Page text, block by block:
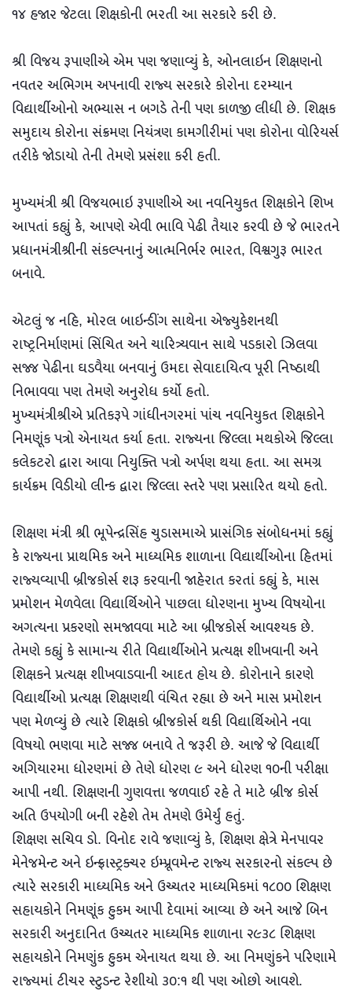
૧૪ હજાર જેટલા શિક્ષકોની ભરતી આ સરકારે કરી છે.
શ્રી વિજય રૂપાણીએ એમ પણ જણાવ્યું કે, ઓનલાઇન શિક્ષણનો
નવતર અભિગમ અપનાવી રાજ્ય સરકારે કોરોના દરમ્યાન
વિદ્યાર્થીઓનો અભ્યાસ ન બગડે તેની પણ કાળજી લીધી છે. શિક્ષક
સમુદાય કોરોના સંક્રમણ નિયંત્રણ કામગીરીમાં પણ કોરોના વોરિયર્સ
તરીકે જોડાયો તેની તેમણે પ્રસંશા કરી હતી.
મુખ્યમંત્રી શ્રી વિજયભાઇ રૂપાણીએ આ નવનિયુકત શિક્ષકોને શિખ
આપતાં કહ્યું કે, આપણે એવી ભાવિ પેઢી તૈયાર કરવી છે જે ભારતને
પ્રધાનમંત્રીશ્રીની સંકલ્પનાનું આત્મનિર્ભર ભારત, વિશ્વગુરૂ ભારત
બનાવે.
એટલું જ નહિ, મોરલ બાઇન્ડીંગ સાથેના એજ્યુકેશનથી
રાષ્ટ્રનિર્માણમાં સિંચિત અને ચારિત્ર્યવાન સાથે પડકારો ઝિલવા
સજ્જ પેઢીના ઘડવૈયા બનવાનું ઉમદા સેવાદાયિત્વ પૂરી નિષ્ઠાથી
નિભાવવા પણ તેમણે અનુરોધ કર્યો હતો.
મુખ્યમંત્રીશ્રીએ પ્રતિકરૂપે ગાંધીનગરમાં પાંચ નવનિયુકત શિક્ષકોને
નિમણૂંક પત્રો એનાયત કર્યા હતા. રાજ્યના જિલ્લા મથકોએ જિલ્લા
કલેકટરો દ્વારા આવા નિયુક્તિ પત્રો અર્પણ થયા હતા. આ સમગ્ર
કાર્યક્રમ વિડીયો લીન્ક દ્વારા જિલ્લા સ્તરે પણ પ્રસારિત થયો હતો.
શિક્ષણ મંત્રી શ્રી ભૂપેન્દ્રસિંહ ચુડાસમાએ પ્રાસંગિક સંબોધનમાં કહ્યું
કે રાજ્યના પ્રાથમિક અને માધ્યમિક શાળાના વિદ્યાર્થીઓના હિતમાં
રાજ્યવ્યાપી બ્રીજકોર્સ શરૂ કરવાની જાહેરાત કરતાં કહ્યું કે, માસ
પ્રમોશન મેળવેલા વિદ્યાર્થિઓને પાછલા ધોરણના મુખ્ય વિષયોના
અગત્યના પ્રકરણો સમજાવવા માટે આ બ્રીજકોર્સ આવશ્યક છે.
તેમણે કહ્યું કે સામાન્ય રીતે વિદ્યાર્થીઓને પ્રત્યક્ષ શીખવાની અને
શિક્ષકને પ્રત્યક્ષ શીખવાડવાની આદત હોય છે. કોરોનાને કારણે
વિદ્યાર્થીઓ પ્રત્યક્ષ શિક્ષણથી વંચિત રહ્યા છે અને માસ પ્રમોશન
પણ મેળવ્યું છે ત્યારે શિક્ષકો બ્રીજકોર્સ થકી વિદ્યાર્થિઓને નવા
વિષયો ભણવા માટે સજ્જ બનાવે તે જરૂરી છે. આજે જે વિદ્યાર્થી
અગિયારમા ધોરણમાં છે તેણે ધોરણ ૯ અને ધોરણ ૧૦ની પરીક્ષા
આપી નથી. શિક્ષણની ગુણવત્તા જળવાઈ રહે તે માટે બ્રીજ કોર્સ
અતિ ઉપયોગી બની રહેશે તેમ તેમણે ઉમેર્યું હતું.
શિક્ષણ સચિવ ડો. વિનોદ રાવે જણાવ્યું કે, શિક્ષણ ક્ષેત્રે મેનપાવર
મેનેજમેન્ટ અને ઇન્ફ્રાસ્ટ્રક્ચર ઇમ્પ્રૂવમેન્ટ રાજ્ય સરકારનો સંકલ્પ છે
ત્યારે સરકારી માધ્યમિક અને ઉચ્ચતર માધ્યમિકમાં ૧૮૦૦ શિક્ષણ
સહાયકોને નિમણૂંક હુકમ આપી દેવામાં આવ્યા છે અને આજે બિન
સરકારી અનુદાનિત ઉચ્ચતર માધ્યમિક શાળાના ૨૯૩૮ શિક્ષણ
સહાયકોને નિમણુંક હુકમ એનાયત થયા છે. આ નિમણુંકને પરિણામે
રાજ્યમાં ટીચર સ્ટુડન્ટ રેશીયો ૩૦:૧ થી પણ ઓછો આવશે.